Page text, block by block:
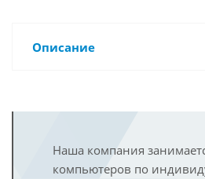
Описание
Наша компания
компьютеров по